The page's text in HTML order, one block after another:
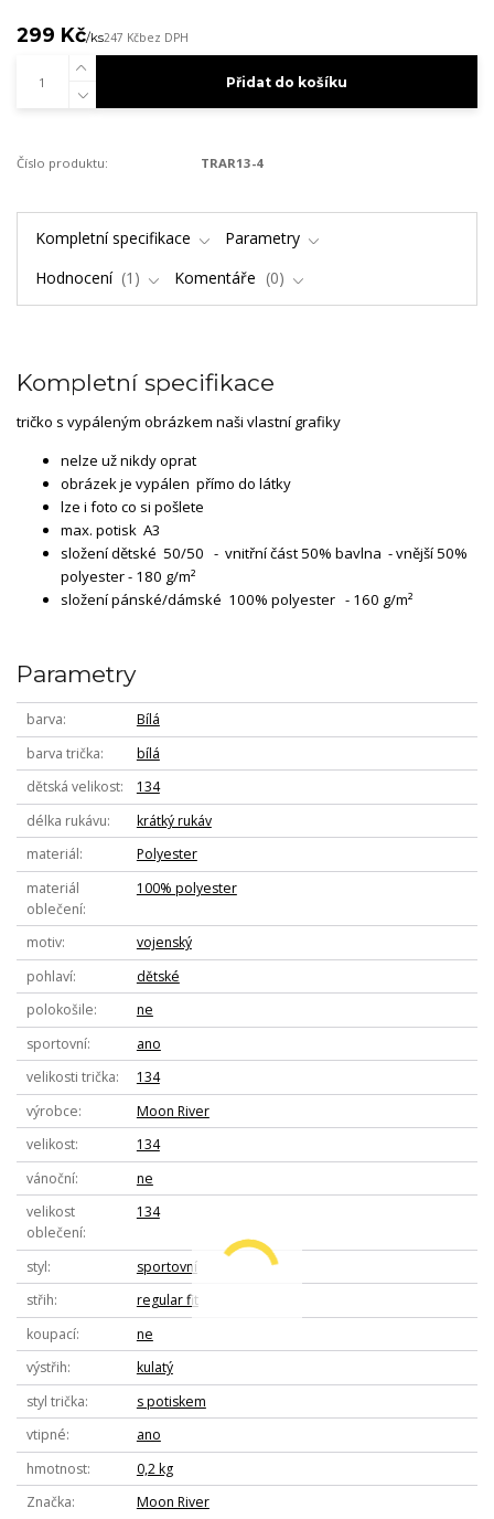
299 Kč/ks247 Kčbez DPH
Přidat do košíku
Číslo produktu: TRAR13-4
Kompletní specifikace
Parametry
Hodnocení
1 Komentáře 0
Kompletní specifikace
tričko s vypáleným obrázkem naši vlastní grafiky
nelze už nikdy oprat
obrázek je vypálen přímo do látky
lze i foto co si pošlete
max. potisk A3
složení dětské 50/50 - vnitřní část 50% bavlna - vnější 50%
polyester - 180 g/m²
složení pánské/dámské 100% polyester - 160 g/m²
Parametry
barva
Bílá
barva trička
bílá
dětská velikost
134
délka rukávu
krátký rukáv
materiál
Polyester
materiál
oblečení
100% polyester
motiv
vojenský
pohlaví
dětské
polokošile
ne
sportovní
ano
velikosti trička
134
výrobce
Moon River
velikost
134
vánoční
ne
velikost
oblečení
134
styl
sportovní
střih
regular fit
koupací
ne
výstřih
kulatý
styl trička
s potiskem
vtipné
ano
hmotnost
0,2 kg
Značka
Moon River